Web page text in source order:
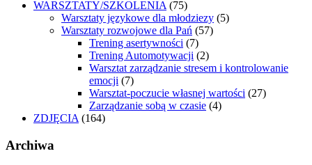
WARSZTATY/SZKOLENIA (75)
Warsztaty językowe dla młodziezy (5)
Warsztaty rozwojowe dla Pań (57)
Trening asertywności (7)
Trening Automotywacji (2)
Warsztat zarządzanie stresem i kontrolowanie
emocji (7)
Warsztat-poczucie własnej wartości (27)
Zarządzanie sobą w czasie (4)
ZDJĘCIA (164)
Archiwa